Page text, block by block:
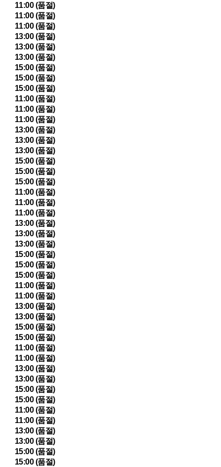
11:00 (품절)
11:00 (품절)
11:00 (품절)
13:00 (품절)
13:00 (품절)
13:00 (품절)
15:00 (품절)
15:00 (품절)
15:00 (품절)
11:00 (품절)
11:00 (품절)
11:00 (품절)
13:00 (품절)
13:00 (품절)
13:00 (품절)
15:00 (품절)
15:00 (품절)
15:00 (품절)
11:00 (품절)
11:00 (품절)
11:00 (품절)
13:00 (품절)
13:00 (품절)
13:00 (품절)
15:00 (품절)
15:00 (품절)
15:00 (품절)
11:00 (품절)
11:00 (품절)
13:00 (품절)
13:00 (품절)
15:00 (품절)
15:00 (품절)
11:00 (품절)
11:00 (품절)
13:00 (품절)
13:00 (품절)
15:00 (품절)
15:00 (품절)
11:00 (품절)
11:00 (품절)
13:00 (품절)
13:00 (품절)
15:00 (품절)
15:00 (품절)